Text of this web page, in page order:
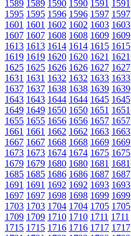
1589 1589 1590 1590 1591 1591
1595 1595 1596 1596 1597 1597
1601 1601 1602 1602 1603 1603
1607 1607 1608 1608 1609 1609
1613 1613 1614 1614 1615 1615
1619 1619 1620 1620 1621 1621
1625 1625 1626 1626 1627 1627
1631 1631 1632 1632 1633 1633
1637 1637 1638 1638 1639 1639
1643 1643 1644 1644 1645 1645
1649 1649 1650 1650 1651 1651
1655 1655 1656 1656 1657 1657
1661 1661 1662 1662 1663 1663
1667 1667 1668 1668 1669 1669
1673 1673 1674 1674 1675 1675
1679 1679 1680 1680 1681 1681
1685 1685 1686 1686 1687 1687
1691 1691 1692 1692 1693 1693
1697 1697 1698 1698 1699 1699
1703 1703 1704 1704 1705 1705
1709 1709 1710 1710 1711 1711
1715 1715 1716 1716 1717 1717